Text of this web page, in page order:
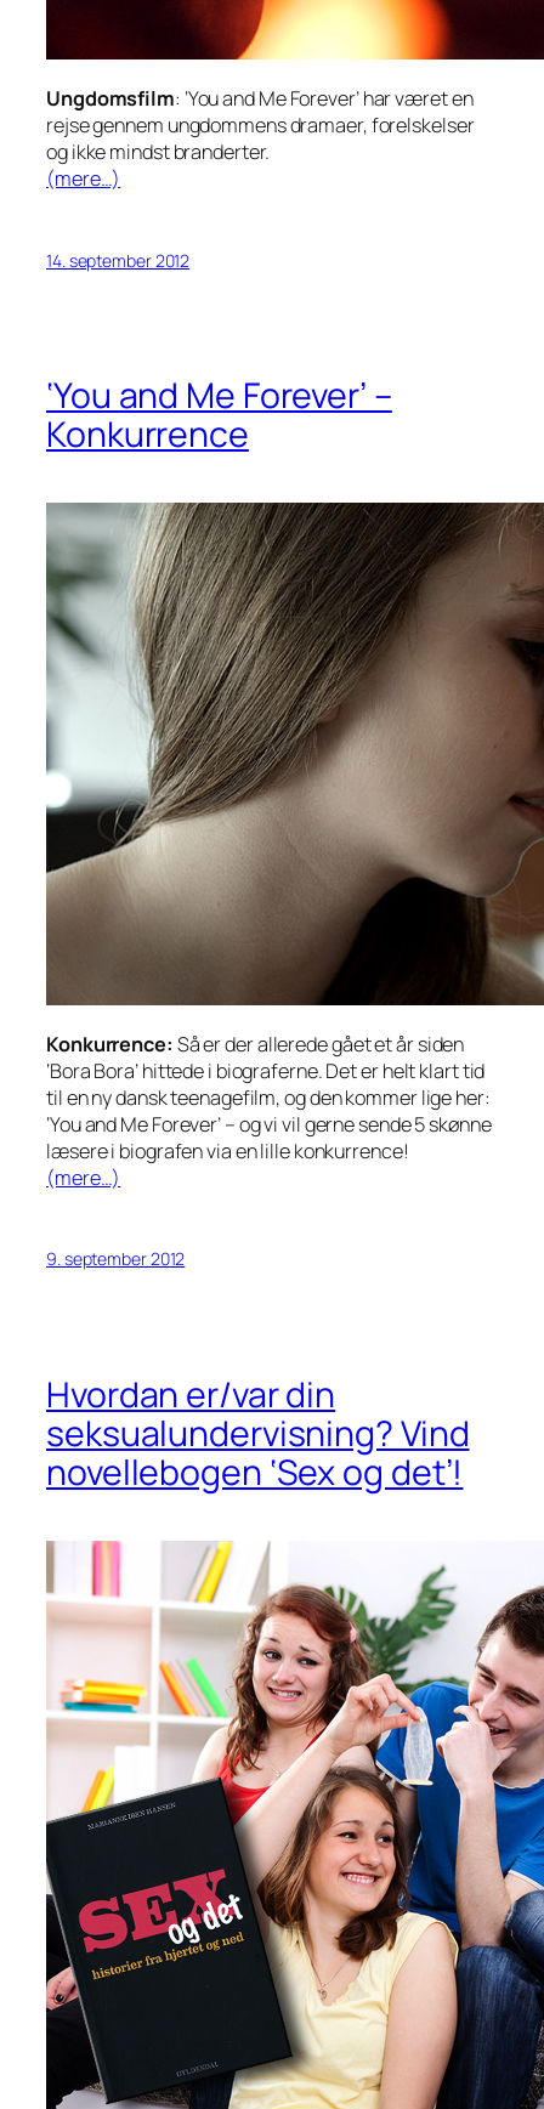
Ungdomsfilm: ‘You and Me Forever’ har været en
rejse gennem ungdommens dramaer, forelskelser
og ikke mindst branderter.
(mere…)
14. september 2012
‘You and Me Forever’ –
Konkurrence
Konkurrence: Så er der allerede gået et år siden
‘Bora Bora’ hittede i biograferne. Det er helt klart tid
til en ny dansk teenagefilm, og den kommer lige her:
‘You and Me Forever’ – og vi vil gerne sende 5 skønne
læsere i biografen via en lille konkurrence!
(mere…)
9. september 2012
Hvordan er/var din
seksualundervisning? Vind
novellebogen ‘Sex og det’!